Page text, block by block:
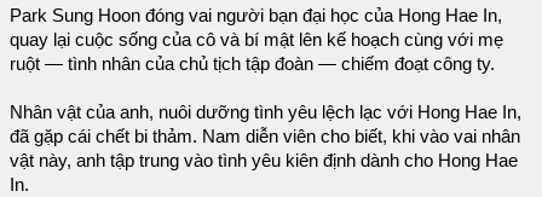
Park Sung Hoon đóng vai người bạn đại học của Hong Hae In,
quay lại cuộc sống của cô và bí mật lên kế hoạch cùng với mẹ
ruột — tình nhân của chủ tịch tập đoàn — chiếm đoạt công ty.
Nhân vật của anh, nuôi dưỡng tình yêu lệch lạc với Hong Hae In,
đã gặp cái chết bi thảm. Nam diễn viên cho biết, khi vào vai nhân
vật này, anh tập trung vào tình yêu kiên định dành cho Hong Hae
In.